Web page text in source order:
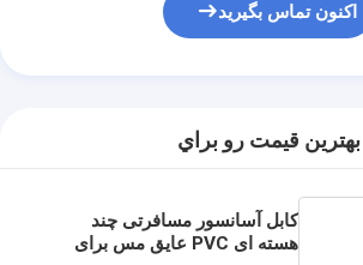
اکنون تماس بگیرید
بهترين قيمت رو براي
کابل آسانسور مسافرتی چند
هسته ای PVC عایق مس برای